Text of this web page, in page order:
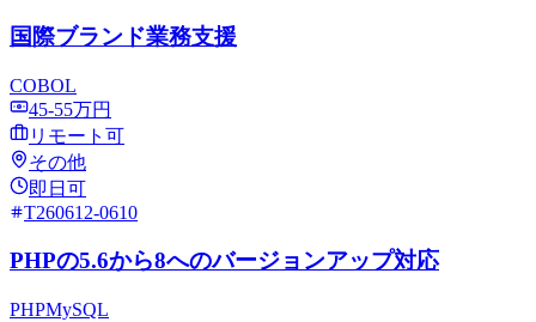
国際ブランド業務支援
COBOL
45-55万円
リモート可
その他
即日可
T260612-0610
PHPの5.6から8へのバージョンアップ対応
PHPMySQL